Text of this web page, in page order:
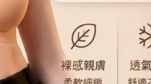
夏天穿什麼
時尚穿搭分享